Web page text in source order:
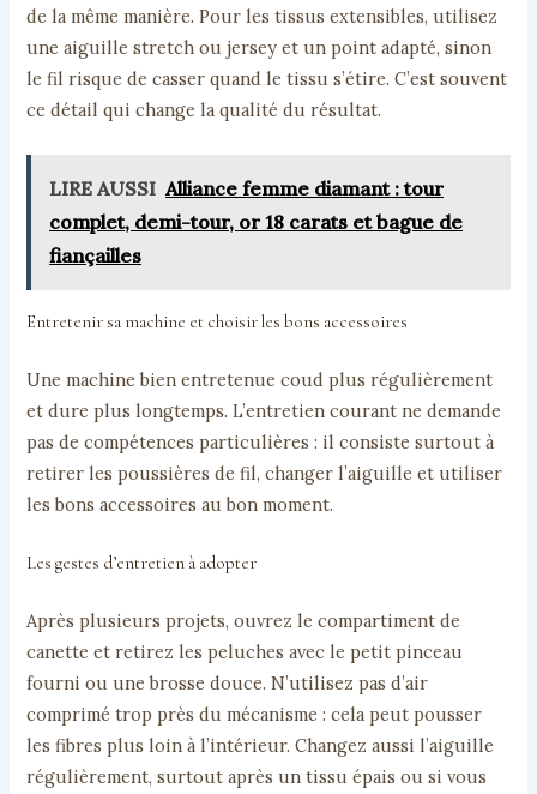
de la même manière. Pour les tissus extensibles, utilisez
une aiguille stretch ou jersey et un point adapté, sinon
le fil risque de casser quand le tissu s’étire. C’est souvent
ce détail qui change la qualité du résultat.
LIRE AUSSI Alliance femme diamant : tour
complet, demi-tour, or 18 carats et bague de
fiançailles
Entretenir sa machine et choisir les bons accessoires
Une machine bien entretenue coud plus régulièrement
et dure plus longtemps. L’entretien courant ne demande
pas de compétences particulières : il consiste surtout à
retirer les poussières de fil, changer l’aiguille et utiliser
les bons accessoires au bon moment.
Les gestes d’entretien à adopter
Après plusieurs projets, ouvrez le compartiment de
canette et retirez les peluches avec le petit pinceau
fourni ou une brosse douce. N’utilisez pas d’air
comprimé trop près du mécanisme : cela peut pousser
les fibres plus loin à l’intérieur. Changez aussi l’aiguille
régulièrement, surtout après un tissu épais ou si vous